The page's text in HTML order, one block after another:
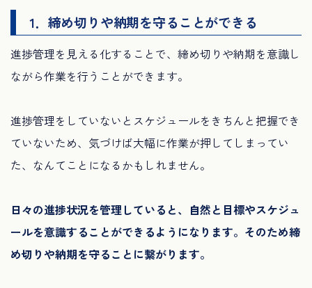
1．締め切りや納期を守ることができる
進捗管理を見える化することで、締め切りや納期を意識し
ながら作業を行うことができます。
進捗管理をしていないとスケジュールをきちんと把握でき
ていないため、気づけば大幅に作業が押してしまってい
た、なんてことになるかもしれません。
日々の進捗状況を管理していると、自然と目標やスケジュ
ールを意識することができるようになります。そのため締
め切りや納期を守ることに繋がります。